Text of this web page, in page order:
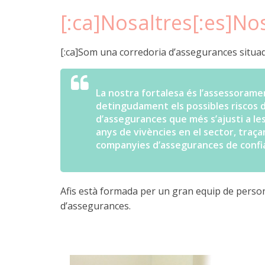
[:ca]Som una corredoria d’assegurances
La nostra fortalesa és
detingudament els possibles riscos
d’assegurances que més s’ajusti a
anys de vivències en el sector,
companyies d’assegurances de
Afis està formada per un gran equip de
d’assegurances.